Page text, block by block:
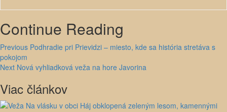
Continue Reading
Previous Podhradie pri Prievidzi – miesto, kde sa história stretáva s
pokojom
Next Nová vyhliadková veža na hore Javorina
Viac článkov